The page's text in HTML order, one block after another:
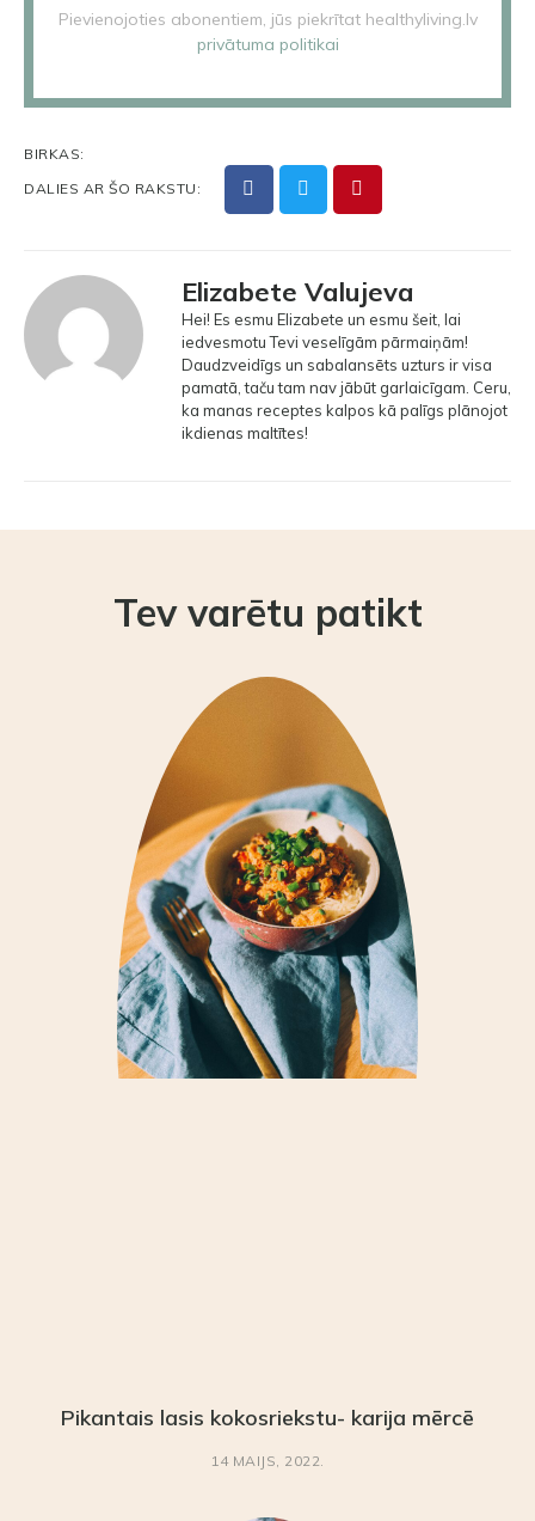
Pievienojoties abonentiem, jūs piekrītat healthyliving.lv
privātuma politikai
BIRKAS:
DALIES AR ŠO RAKSTU:
Elizabete Valujeva
Hei! Es esmu Elizabete un esmu šeit, lai
iedvesmotu Tevi veselīgām pārmaiņām!
Daudzveidīgs un sabalansēts uzturs ir visa
pamatā, taču tam nav jābūt garlaicīgam. Ceru,
ka manas receptes kalpos kā palīgs plānojot
ikdienas maltītes!
Tev varētu patikt
Pikantais lasis kokosriekstu- karija mērcē
14 MAIJS, 2022.